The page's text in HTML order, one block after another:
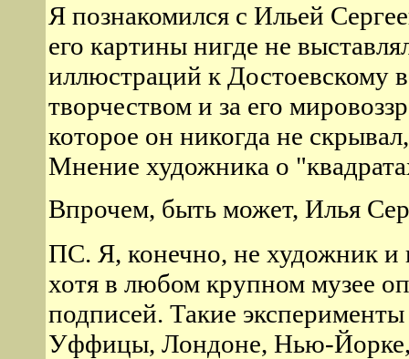
Я познакомился с Ильей
его картины нигде не
иллюстраций к Достоевскому
творчеством и за его
которое он никогда не
Мнение художника о
Впрочем, быть может, Илья
ПС. Я, конечно, не художник и
хотя в любом крупном музее
подписей. Такие
Уффицы, Лондоне, Нью-Йорке,